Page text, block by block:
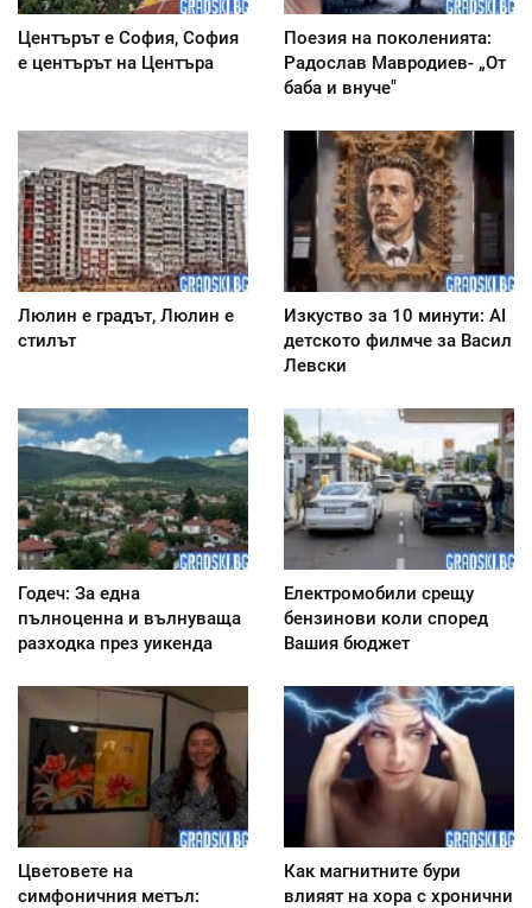
Центърът е София, София
е центърът на Центъра
Поезия на поколенията:
Радослав Мавродиев- „От
баба и внуче"
Люлин е градът, Люлин е
стилът
Изкуство за 10 минути: AI
детското филмче за Васил
Левски
Годеч: За една
пълноценна и вълнуваща
разходка през уикенда
Електромобили срещу
бензинови коли според
Вашия бюджет
Цветовете на
симфоничния метъл:
Как магнитните бури
влияят на хора с хронични